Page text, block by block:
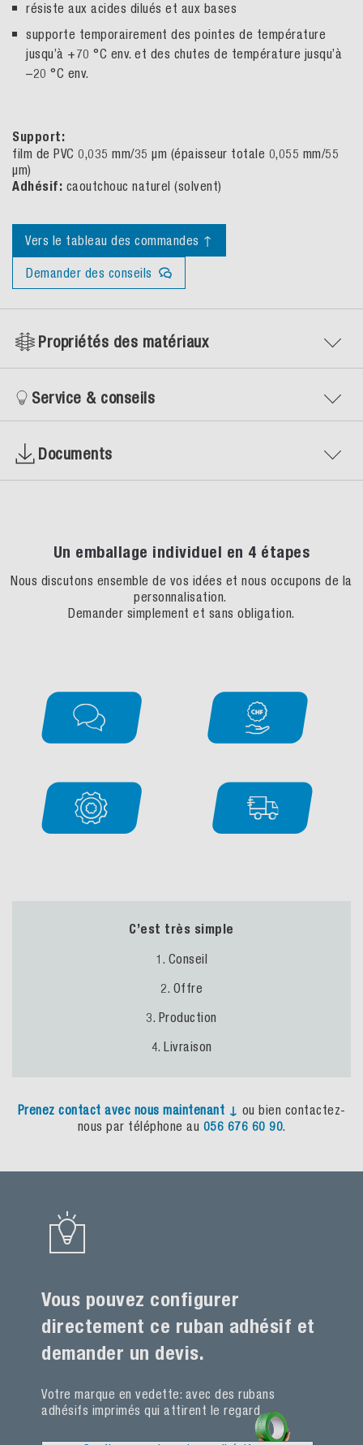
résiste aux acides dilués et aux bases
supporte temporairement des pointes de température
jusqu’à +70 °C env. et des chutes de température jusqu’à
–20 °C env.
Support:
film de PVC 0,035 mm/35 µm (épaisseur totale 0,055 mm/55
µm)
Adhésif: caoutchouc naturel (solvent)
Vers le tableau des commandes ↑
Demander des conseils
Propriétés des matériaux
Service & conseils
Documents
Un emballage individuel en 4 étapes
Nous discutons ensemble de vos idées et nous occupons de la
personnalisation.
Demander simplement et sans obligation.
C’est très simple
1. Conseil
2. Offre
3. Production
4. Livraison
Prenez contact avec nous maintenant ↓ ou bien contactez-
nous par téléphone au 056 676 60 90.
Vous pouvez configurer
directement ce ruban adhésif et
demander un devis.
Votre marque en vedette: avec des rubans
adhésifs imprimés qui attirent le regard